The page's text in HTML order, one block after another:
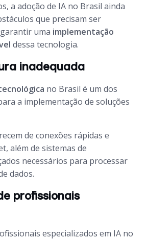
a adoção de IA no Brasil ainda
que precisam ser
uma implementação
dessa tecnologia.
inadequada
no Brasil é um dos
a implementação de soluções
de conexões rápidas e
além de sistemas de
necessários para processar
dados.
profissionais
especializados em IA no